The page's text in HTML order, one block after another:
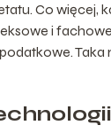
Co więcej,
i